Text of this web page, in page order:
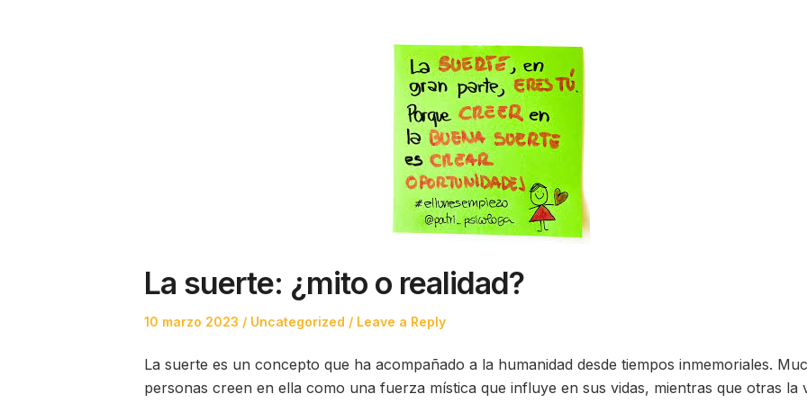
La suerte: ¿mito o realidad?
Posted
10 marzo 2023
Posted
Uncategorized Leave a Reply
La suerte es un concepto que ha acompañado a la humanidad desde tiempos inmemoriales.
personas creen en ella como una fuerza mística que influye en sus vidas, mientras que otras la